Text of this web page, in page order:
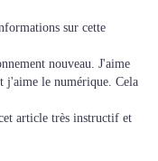
sur cette
nouveau. J'aime
j'aime le numérique. Cela
article très instructif et